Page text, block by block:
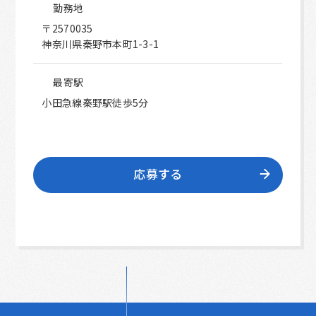
勤務地
〒2570035
神奈川県秦野市本町1-3-1
最寄駅
小田急線秦野駅徒歩5分
応募する